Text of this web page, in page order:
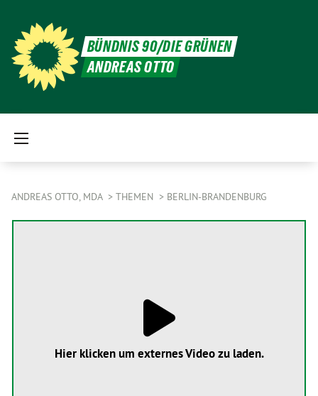
BÜNDNIS 90/DIE GRÜNEN
ANDREAS OTTO
ANDREAS OTTO, MDA THEMEN BERLIN-BRANDENBURG
Hier klicken um externes Video zu laden.